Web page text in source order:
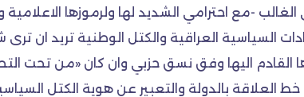
-مع احترامي الشديد لها ولرموزها
السياسية العراقية والكتل الوطنية تريد
القادم اليها وفق نسق حزبي وان كان «من تحت
العلاقة بالدولة والتعبير عن هوية الكتل